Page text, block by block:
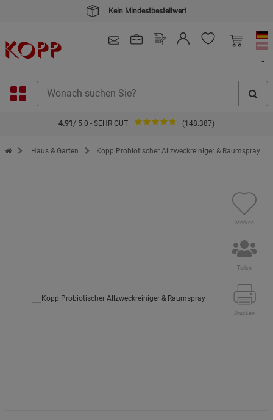
4.91 / 5.0 - SEHR GUT (148.387)
Zur Startseite des Kopp Verlag Online-Shop
Haus & Garten Kopp Probiotischer Allzweckreiniger & Raumspray
Merken
Teilen
Drucken